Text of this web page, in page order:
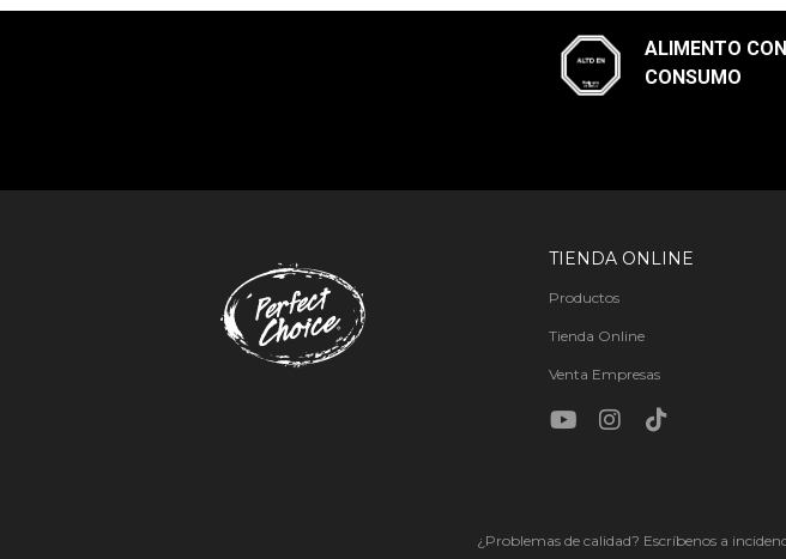
ALIMENTO
CONSUMO​
TIENDA ONLINE
Productos
Tienda Online
Venta Empresas
¿Problemas de calidad? Escríbenos a